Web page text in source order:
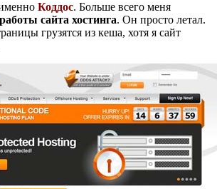
Коддос. Больше всего меня
сайта хостинга. Он просто летал.
грузятся из кеша, хотя я сайт